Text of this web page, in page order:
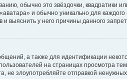
обычно это звёздочки, квадратики
и обычно уникально для
выяснить у него причины данного
а также для идентификации
на страницах просмотра
не злоупотребляйте отправкой